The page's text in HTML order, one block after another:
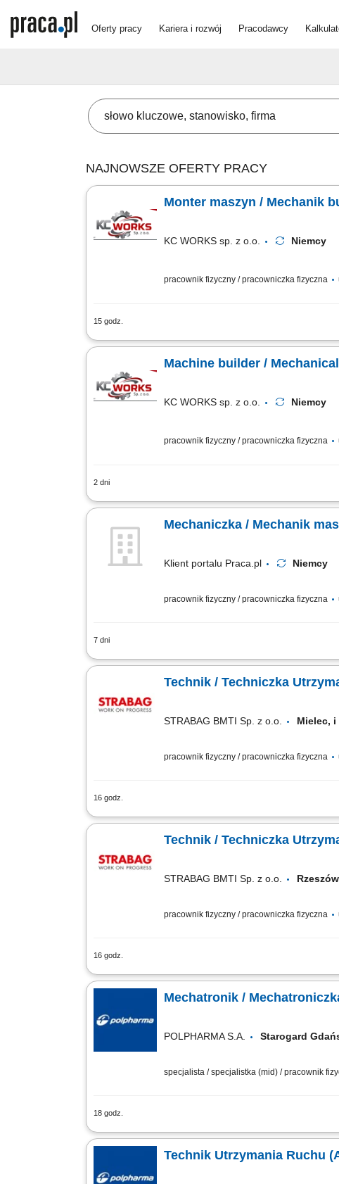
Oferty pracy Kariera i rozwój Pracodawcy
NAJNOWSZE OFERTY PRACY
Monter maszyn / Mechanik
KC WORKS sp. z o.o. Niemcy
pracownik fizyczny / pracowniczka fizyczna
15 godz.
Praca będzie wykonywana w naszej
Machine builder /
KC WORKS sp. z o.o. Niemcy
pracownik fizyczny / pracowniczka fizyczna
2 dni
The work will be carried out at our
Mechaniczka / Mechanik
Klient portalu Praca.pl Niemcy
pracownik fizyczny / pracowniczka fizyczna
7 dni
montaż mechaniczny maszyn
Technik / Techniczka
STRABAG BMTI Sp. z o.o. Mielec,
pracownik fizyczny / pracowniczka fizyczna
16 godz.
Opis stanowiska przeprowadzanie napraw
Technik / Techniczka
STRABAG BMTI Sp. z o.o.
pracownik fizyczny / pracowniczka fizyczna
16 godz.
Opis stanowiska przeprowadzanie napraw
Mechatronik /
POLPHARMA S.A. Starogard
specjalista / specjalistka (mid) / pracownik
18 godz.
Zakres obowiązków: Nadzór nad
Technik Utrzymania Ruchu